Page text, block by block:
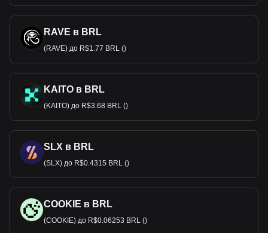
RAVE в BRL
(RAVE) до R$1.77 BRL ()
KAITO в BRL
(KAITO) до R$3.68 BRL ()
SLX в BRL
(SLX) до R$0.4315 BRL ()
COOKIE в BRL
(COOKIE) до R$0.06253 BRL ()